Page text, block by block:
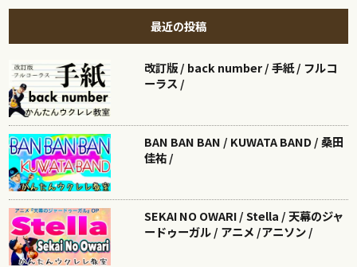
最近の投稿
改訂版 / back number / 手紙 / フルコ
ーラス /
BAN BAN BAN / KUWATA BAND / 桑田
佳祐 /
SEKAI NO OWARI / Stella / 天幕のジャ
ードゥーガル / アニメ /アニソン /